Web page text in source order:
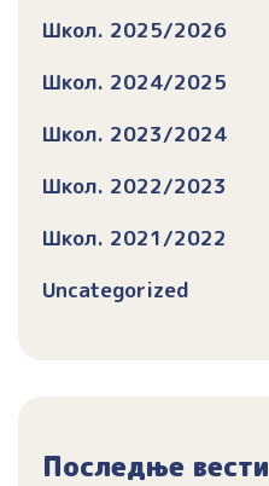
Школ. 2025/2026
Школ. 2024/2025
Школ. 2023/2024
Школ. 2022/2023
Школ. 2021/2022
Uncategorized
Последње вести